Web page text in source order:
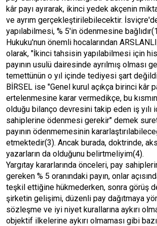
kâr payı ayırarak, ikinci yedek akçenin
ve ayrım gerçekleştirilebilecektir.
yapılabilmesi, % 5'in ödenmesine
Hukuku'nun önemli hocalarından
olarak, "İkinci tahsisin yapılabilmesi için
payının usulü dairesinde ayrılmış olması
temettünün o yıl içinde tediyesi şart
BİRSEL ise "Genel kurul açıkça birinci kâr
ertelenmesine karar vermedikçe, bu kısmın
olduğu bilanço devresini takip eden iş yılı
sahiplerine ödenmesi gerekir" demek
payının ödenmemesinin
etmektedir(3). Ancak burada, doktrinde,
yazarların da olduğunu belirtmeliyim(4).
Yargıtay kararlarında önceleri, pay
gereken % 5 oranındaki payın, onlar
teşkil ettiğine hükmederken, sonra görüş
şirketin gelişimi, düzenli pay dağıtmaya
sözleşme ve iyi niyet kurallarına aykırı
objektif ilkelerine aykırı olmaması gibi